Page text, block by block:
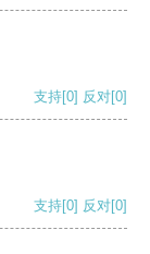
支持[0] 反对[0]
支持[0] 反对[0]